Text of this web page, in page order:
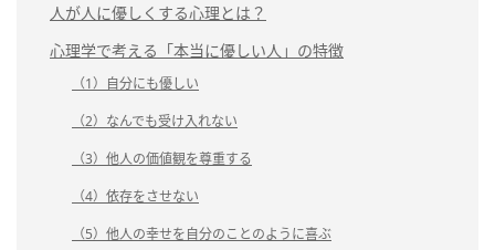
人が人に優しくする心理とは？
心理学で考える「本当に優しい人」の特徴
（1）自分にも優しい
（2）なんでも受け入れない
（3）他人の価値観を尊重する
（4）依存をさせない
（5）他人の幸せを自分のことのように喜ぶ